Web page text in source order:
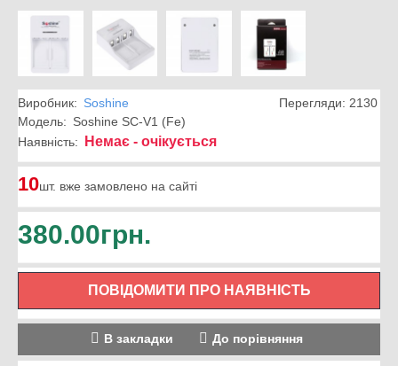
Перегляди: 2130
Виробник: Soshine
Модель: Soshine SC-V1 (Fe)
Наявність:
Немає - очікується
10шт. вже замовлено на сайті
380.00грн.
ПОВІДОМИТИ ПРО НАЯВНІСТЬ
В закладки До порівняння